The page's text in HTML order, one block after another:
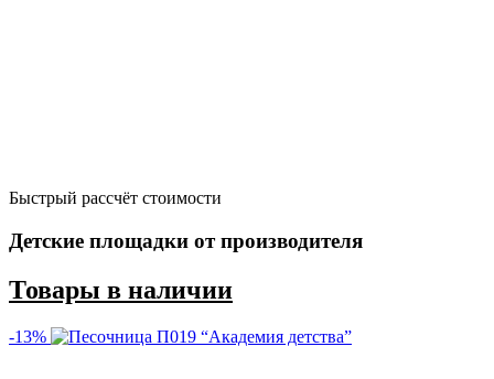
Быстрый рассчёт стоимости
Детские площадки от производителя
Товары в наличии
-13%